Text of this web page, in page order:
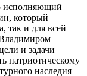
исполняющий
который
так и для всей
и задачи
патриотическому
наследия